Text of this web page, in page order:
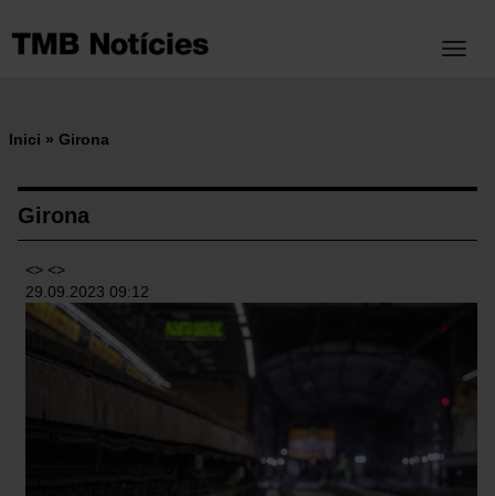
contingut
d'ariadna
Inici Girona
Girona
<> <>
29.09.2023 09:12